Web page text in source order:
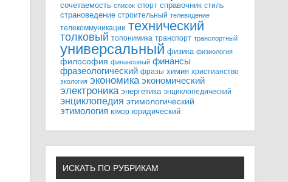
сочетаемость список спорт справочник стиль
страноведение строительный телевидение
телекоммуникации технический
толковый топонимика транспорт транспортный
универсальный физика физиология
философия финансовый финансы
фразеологический фразы химия христианство
экология экономика экономический
электроника энергетика энциклопедический
энциклопедия этимологический
этимология юмор юридический
ИСКАТЬ ПО РУБРИКАМ